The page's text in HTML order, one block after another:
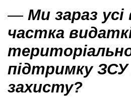
— Ми зараз
частка
підтримку ЗСУ
захисту?